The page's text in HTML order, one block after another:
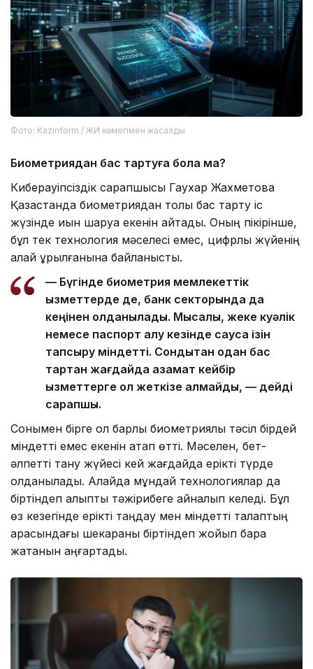
Фото: Kazinform / ЖИ көмегімен жасалды
Биометриядан бас тартуға бола ма?
Киберқауіпсіздік сарапшысы Гаухар Жахметова
Қазақстанда биометриядан толық бас тарту іс
жүзінде қиын шаруа екенін айтады. Оның пікірінше,
бұл тек технология мәселесі емес, цифрлық жүйенің
қалай құрылғанына байланысты.
— Бүгінде биометрия мемлекеттік
қызметтерде де, банк секторында да
кеңінен қолданылады. Мысалы, жеке куәлік
немесе паспорт алу кезінде саусақ ізін
тапсыру міндетті. Сондықтан одан бас
тартқан жағдайда азамат кейбір
қызметтерге қол жеткізе алмайды, — дейді
сарапшы.
Сонымен бірге ол барлық биометриялық тәсіл бірдей
міндетті емес екенін атап өтті. Мәселен, бет-
әлпетті тану жүйесі кей жағдайда ерікті түрде
қолданылады. Алайда мұндай технологиялар да
біртіндеп қалыпты тәжірибеге айналып келеді. Бұл
өз кезегінде ерікті таңдау мен міндетті талаптың
арасындағы шекараны біртіндеп жойып бара
жатқанын аңғартады.